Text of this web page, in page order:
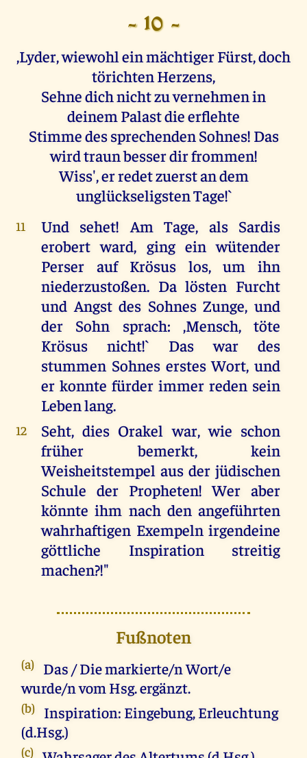
- 10 -
,Lyder, wiewohl ein mächtiger Fürst, doch
törichten Herzens,
Sehne dich nicht zu vernehmen in
deinem Palast die erflehte
Stimme des sprechenden Sohnes! Das
wird traun besser dir frommen!
Wiss', er redet zuerst an dem
unglückseligsten Tage!`
11
Und sehet! Am Tage, als Sardis
erobert ward, ging ein wütender
Perser auf Krösus los, um ihn
niederzustoßen. Da lösten Furcht
und Angst des Sohnes Zunge, und
der Sohn sprach: ,Mensch, töte
Krösus nicht!` Das war des
stummen Sohnes erstes Wort, und
er konnte fürder immer reden sein
Leben lang.
12
Seht, dies Orakel war, wie schon
früher bemerkt, kein
Weisheitstempel aus der jüdischen
Schule der Propheten! Wer aber
könnte ihm nach den angeführten
wahrhaftigen Exempeln irgendeine
göttliche Inspiration streitig
machen?!"
Fußnoten
(a) Das / Die markierte/n Wort/e
wurde/n vom Hsg. ergänzt.
(b) Inspiration: Eingebung, Erleuchtung
(d.Hsg.)
(c)